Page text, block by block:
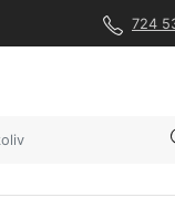
724